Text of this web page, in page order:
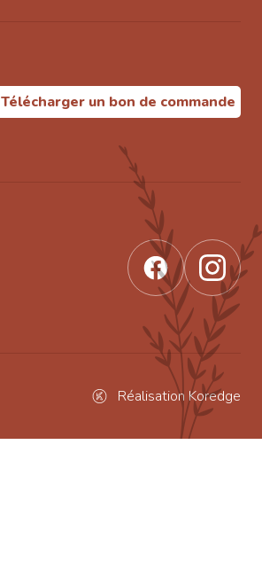
Télécharger un bon de commande
Réalisation Koredge